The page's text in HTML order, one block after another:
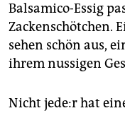
Balsamico-Essig
Zackenschötchen.
sehen schön aus,
ihrem nussigen
Nicht je­de:r hat